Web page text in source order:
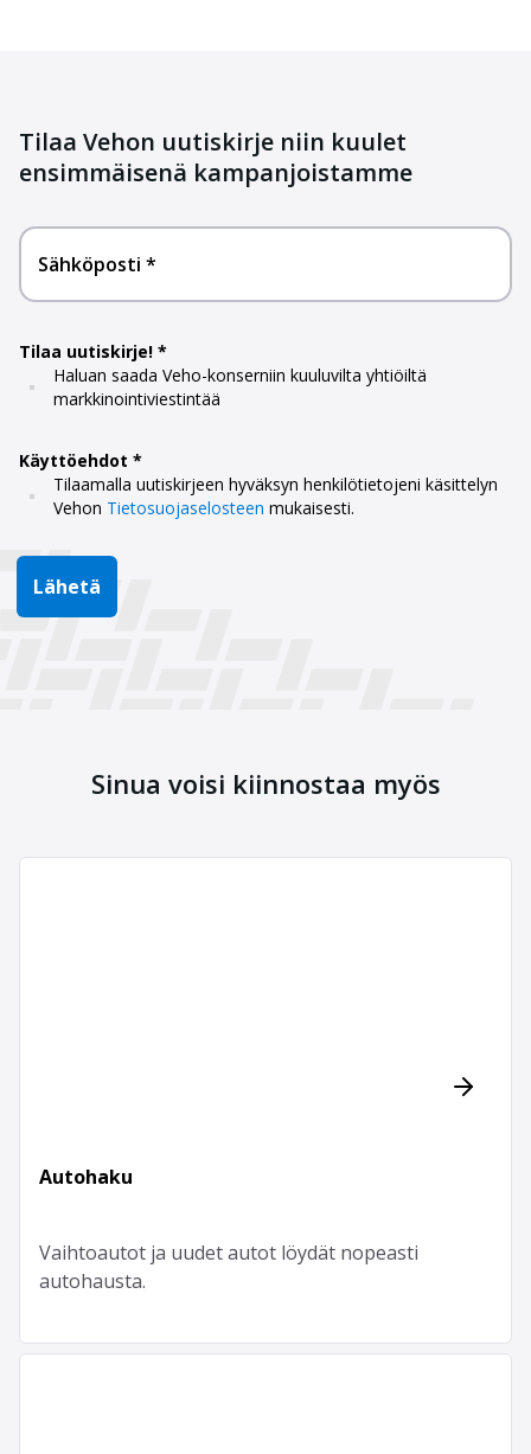
Tilaa Vehon uutiskirje niin kuulet
ensimmäisenä kampanjoistamme
Sähköposti
Tilaa uutiskirje!
Haluan saada Veho-konserniin kuuluvilta yhtiöiltä
markkinointiviestintää
Käyttöehdot
Tilaamalla uutiskirjeen hyväksyn henkilötietojeni käsittelyn
Vehon Tietosuojaselosteen mukaisesti.
Lähetä
Sinua voisi kiinnostaa myös
Autohaku
Vaihtoautot ja uudet autot löydät nopeasti
autohausta.